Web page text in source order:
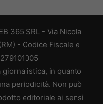
365 SRL - Via Nicola
- Codice Fiscale e
giornalistica, in quanto
periodicità. Non può
editoriale ai sensi